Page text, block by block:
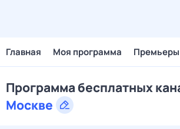
Главная Моя программа
Программа бесплатных
Москве